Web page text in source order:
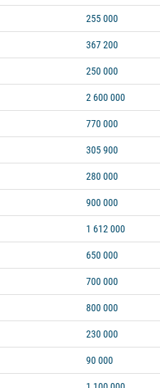
255 000
367 200
250 000
2 600 000
770 000
305 900
280 000
900 000
1 612 000
650 000
700 000
800 000
230 000
90 000